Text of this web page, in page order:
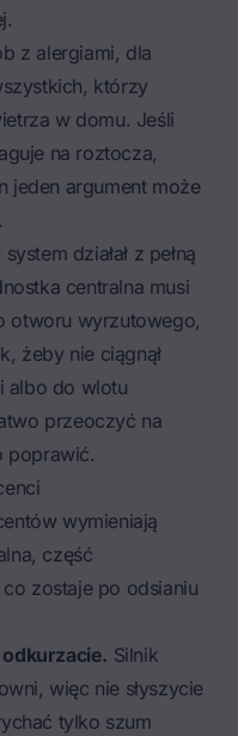
z alergiami, dla
którzy
w domu. Jeśli
na roztocza,
jeden argument może
działał z pełną
centralna musi
otworu wyrzutowego,
żeby nie ciągnął
albo do wlotu
przeoczyć na
poprawić.
wymieniają
część
zostaje po odsianiu
Silnik
więc nie słyszycie
tylko szum